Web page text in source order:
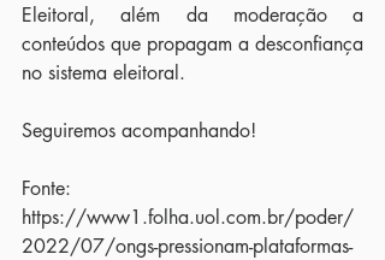
Eleitoral, além da moderação a
conteúdos que propagam a desconfiança
no sistema eleitoral.
Seguiremos acompanhando!
Fonte:
https://www1.folha.uol.com.br/poder/
2022/07/ongs-pressionam-plataformas-